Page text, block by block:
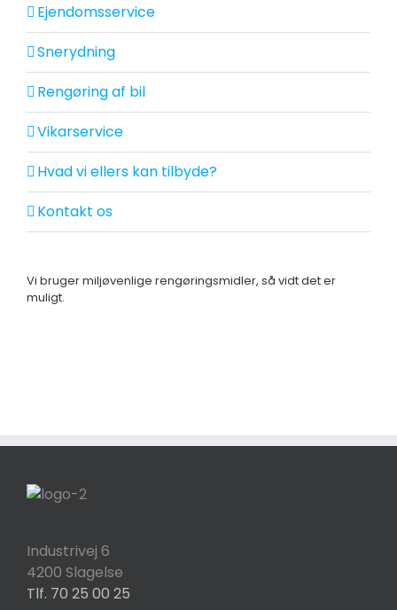
Ejendomsservice
Snerydning
Rengøring af bil
Vikarservice
Hvad vi ellers kan tilbyde?
Kontakt os
Vi bruger miljøvenlige rengøringsmidler, så vidt det er
muligt.
Industrivej 6
4200 Slagelse
Tlf. 70 25 00 25